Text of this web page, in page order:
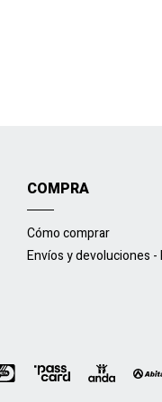
COMPRA
Cómo comprar
Envíos y devoluciones -